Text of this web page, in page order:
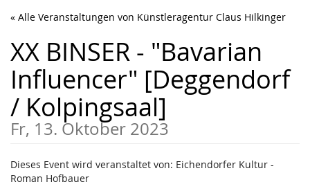
Zum
Inhalt
springen
« Alle Veranstaltungen von Künstleragentur Claus Hilkinger
XX BINSER - "Bavarian
Influencer" [Deggendorf
/ Kolpingsaal]
Fr, 13. Oktober 2023
Dieses Event wird veranstaltet von: Eichendorfer Kultur -
Roman Hofbauer